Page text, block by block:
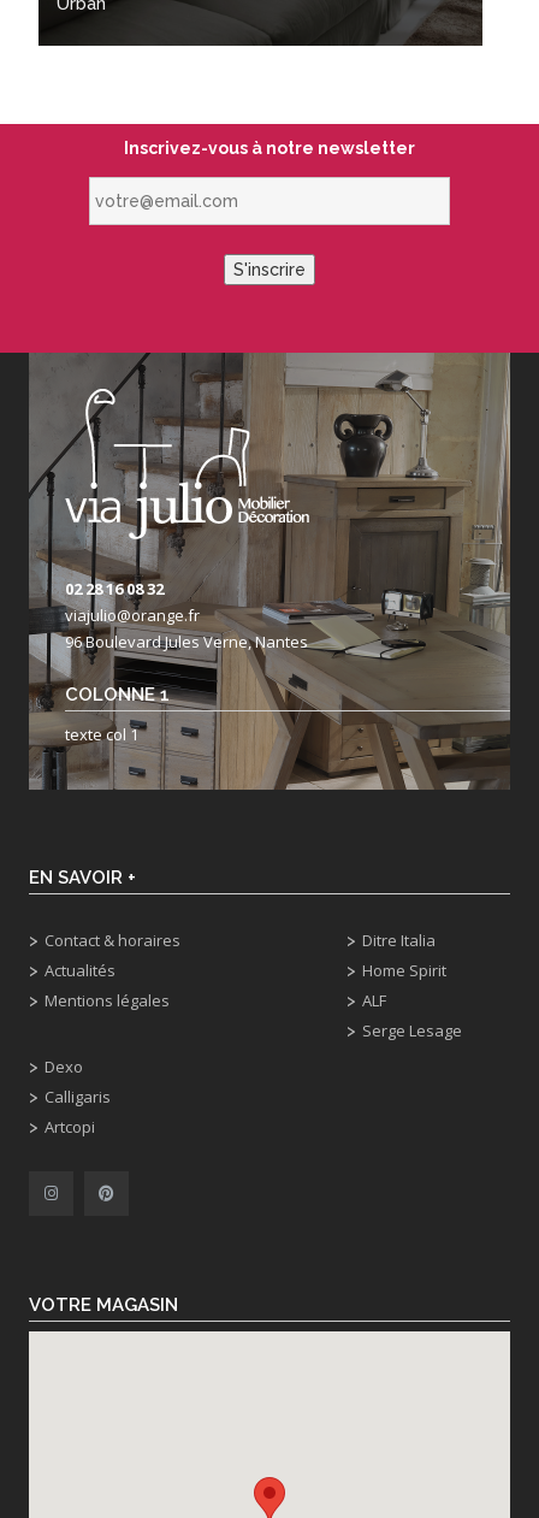
Inscrivez-vous à notre newsletter
S'inscrire
02 28 16 08 32
viajulio@orange.fr
96 Boulevard Jules Verne, Nantes
COLONNE 1
texte col 1
EN SAVOIR +
Contact & horaires
Actualités
Mentions légales
Dexo
Calligaris
Artcopi
Ditre Italia
Home Spirit
ALF
Serge Lesage
VOTRE MAGASIN